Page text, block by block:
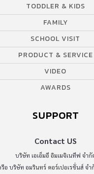
TODDLER & KIDS
FAMILY
SCHOOL VISIT
PRODUCT & SERVICE
VIDEO
AWARDS
SUPPORT
Contact US
บริษัท เอเอ็มอี อิมเมจิเนทีฟ จำกั
รือ บริษัท อมรินทร์ คอร์เปอเรชั่นส์ จ